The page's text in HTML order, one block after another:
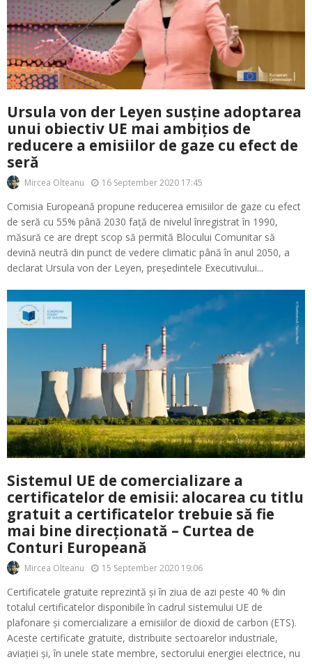
Ursula von der Leyen susține adoptarea
unui obiectiv UE mai ambițios de
reducere a emisiilor de gaze cu efect de
seră
Mircea Olteanu 16 September 2020 17:45
Comisia Europeană propune reducerea emisiilor de gaze cu efect
de seră cu 55% până 2030 față de nivelul înregistrat în 1990,
măsură ce are drept scop să permită Blocului Comunitar să
devină neutră din punct de vedere climatic până în anul 2050, a
declarat Ursula von der Leyen, președintele Executivului...
Sistemul UE de comercializare a
certificatelor de emisii: alocarea cu titlu
gratuit a certificatelor trebuie să fie
mai bine direcționată – Curtea de
Conturi Europeană
Mircea Olteanu 15 September 2020 19:06
Certificatele gratuite reprezintă și în ziua de azi peste 40 % din
totalul certificatelor disponibile în cadrul sistemului UE de
plafonare și comercializare a emisiilor de dioxid de carbon (ETS).
Aceste certificate gratuite, distribuite sectoarelor industriale,
aviației și, în unele state membre, sectorului energiei electrice, nu